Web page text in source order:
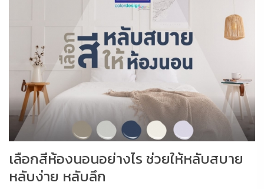
เลือกสีห้องนอนอย่างไร ช่วยให้หลับสบาย
หลับง่าย หลับลึก